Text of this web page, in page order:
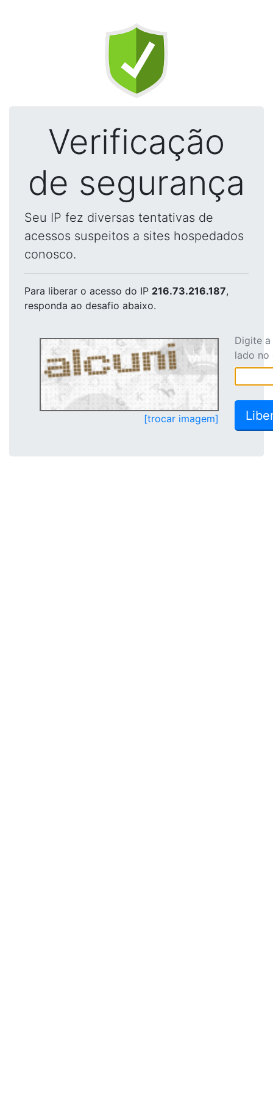
Verificação
de segurança
Seu IP fez diversas tentativas de
acessos suspeitos a sites hospedados
conosco.
Para liberar o acesso do IP 216.73.216.187,
responda ao desafio abaixo.
[trocar imagem]
Digite
lado no